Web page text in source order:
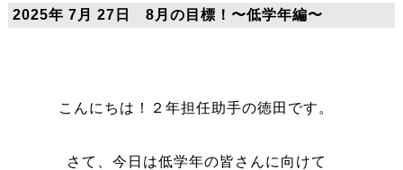
2025年 7月 27日 8月の目標！〜低学年編〜
こんにちは！２年担任助手の徳田です。
さて、今日は低学年の皆さんに向けて